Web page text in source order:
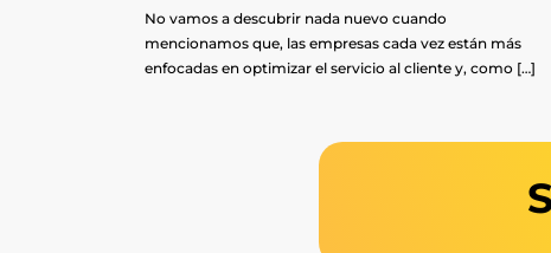
No vamos a descubrir nada nuevo cuando
mencionamos que, las empresas cada vez están más
enfocadas en optimizar el servicio al cliente y, como […]